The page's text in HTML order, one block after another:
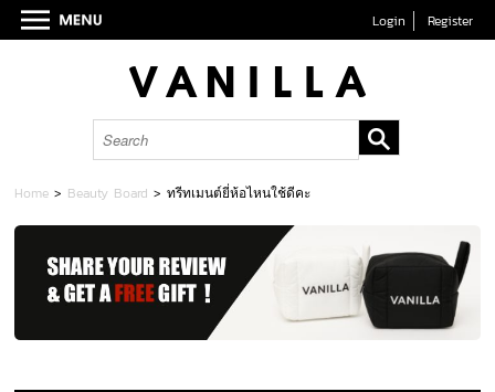
Login Register
Home > Beauty Board >ทรีทเมนต์ยี่ห้อไหนใช้ดีคะ